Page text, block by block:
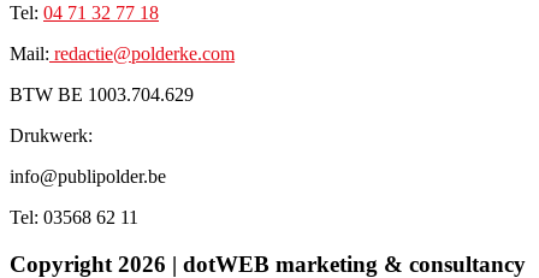
Tel: 04 71 32 77 18
Mail: redactie@polderke.com
BTW BE 1003.704.629
Drukwerk:
info@publipolder.be
Tel: 03568 62 11
Copyright 2026 | dotWEB marketing & consultancy